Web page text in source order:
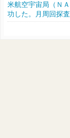
米航空宇宙局（Ｎ
功した。月周回探